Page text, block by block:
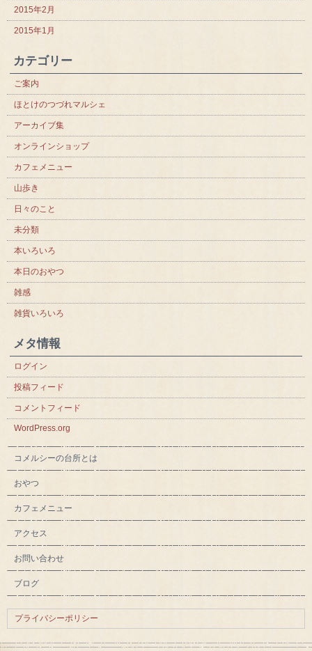
2015年2月
2015年1月
カテゴリー
ご案内
ほとけのつづれマルシェ
アーカイブ集
オンラインショップ
カフェメニュー
山歩き
日々のこと
未分類
本いろいろ
本日のおやつ
雑感
雑貨いろいろ
メタ情報
ログイン
投稿フィード
コメントフィード
WordPress.org
コメルシーの台所とは
おやつ
カフェメニュー
アクセス
お問い合わせ
ブログ
プライバシーポリシー